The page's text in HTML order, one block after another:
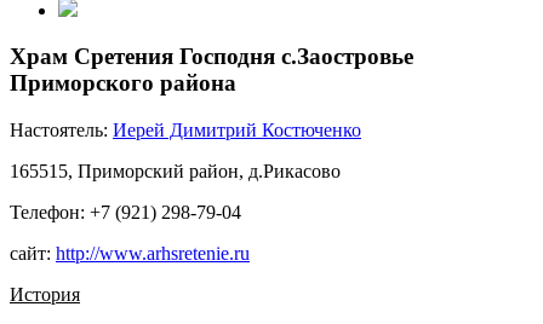
Храм Сретения Господня с.Заостровье
Приморского района
Настоятель: Иерей Димитрий Костюченко
165515, Приморский район, д.Рикасово
Телефон: +7 (921) 298-79-04
сайт: http://www.arhsretenie.ru
История